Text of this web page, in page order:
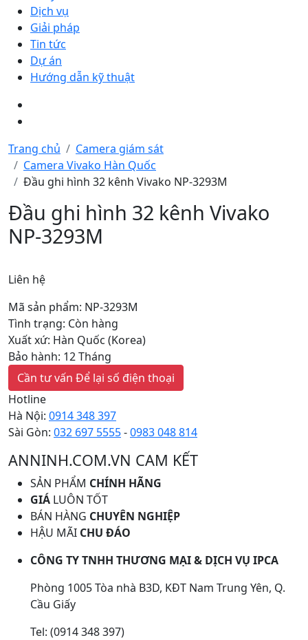
Dịch vụ
Giải pháp
Tin tức
Dự án
Hướng dẫn kỹ thuật
Trang chủ
Camera giám sát
Camera Vivako Hàn Quốc
Đầu ghi hình 32 kênh Vivako NP-3293M
Đầu ghi hình 32 kênh Vivako
NP-3293M
Liên hệ
Mã sản phẩm: NP-3293M
Tình trạng: Còn hàng
Xuất xứ: Hàn Quốc (Korea)
Bảo hành: 12 Tháng
Cần tư vấn Để lại số điện thoại
Hotline
Hà Nội: 0914 348 397
Sài Gòn: 032 697 5555-0983 048 814
ANNINH.COM.VN CAM KẾT
SẢN PHẨM CHÍNH HÃNG
GIÁ LUÔN TỐT
BÁN HÀNG CHUYÊN NGHIỆP
HẬU MÃI CHU ĐÁO
CÔNG TY TNHH THƯƠNG MẠI & DỊCH VỤ IPCA
Phòng 1005 Tòa nhà B3D, KĐT Nam Trung Yên, Q.
Cầu Giấy
Tel: (0914 348 397)